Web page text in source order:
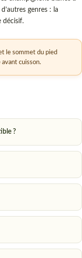
genres : la
décisif.
le sommet du pied
avant cuisson.
?